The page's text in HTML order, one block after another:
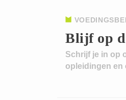
Blijf op
Schrijf je in op
opleidingen en